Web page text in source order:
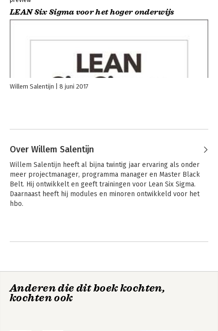
LEAN Six Sigma voor het hoger onderwijs
Willem Salentijn 8 juni 2017
Over Willem Salentijn
Willem Salentijn heeft al bijna twintig jaar ervaring als onder
meer projectmanager, programma manager en Master Black
Belt. Hij ontwikkelt en geeft trainingen voor Lean Six Sigma.
Daarnaast heeft hij modules en minoren ontwikkeld voor het
hbo.
Anderen die dit boek kochten,
kochten ook